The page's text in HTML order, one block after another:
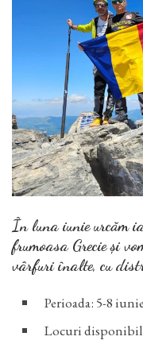
În luna iunie urcăm
frumoasa Grecie și
vârfuri înalte, cu
Perioada: 5-8
Locuri